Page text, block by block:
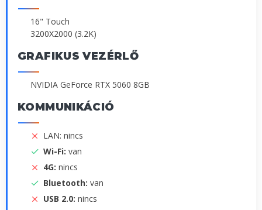
16" Touch
3200X2000 (3.2K)
GRAFIKUS VEZÉRLŐ
NVIDIA GeForce RTX 5060 8GB
KOMMUNIKÁCIÓ
LAN: nincs
Wi-Fi: van
4G: nincs
Bluetooth: van
USB 2.0: nincs